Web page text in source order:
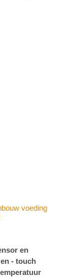
voeding
en
- touch